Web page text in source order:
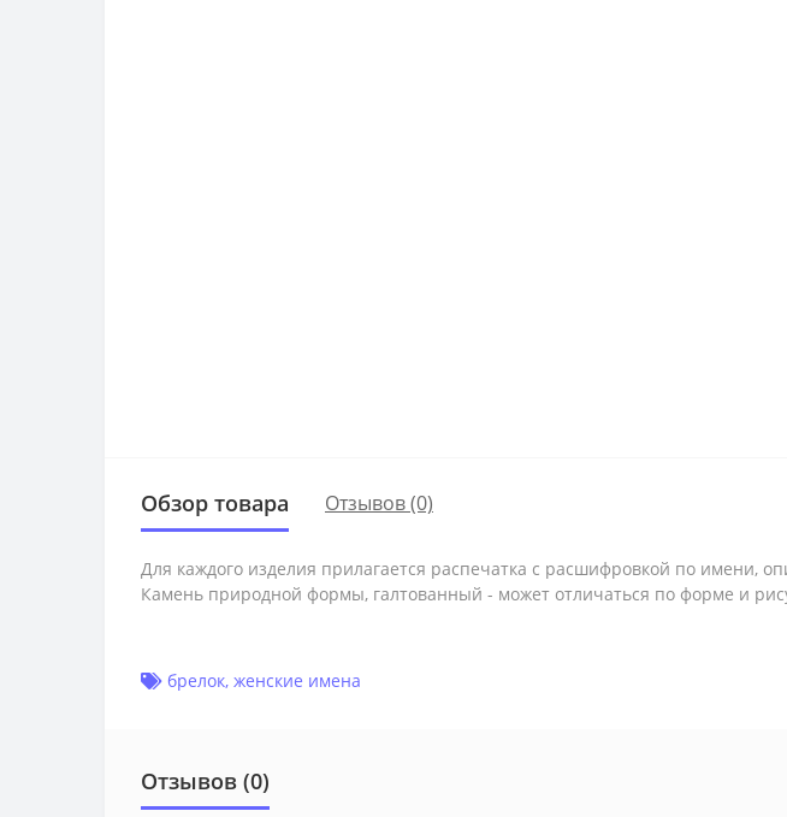
Обзор товара Отзывов (0)
Для каждого изделия прилагается распечатка с расшифровкой по имени,
Камень природной формы, галтованный - может отличаться по форме и
брелок, женские имена
Отзывов (0)